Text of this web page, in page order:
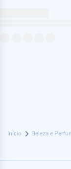
Início Beleza e